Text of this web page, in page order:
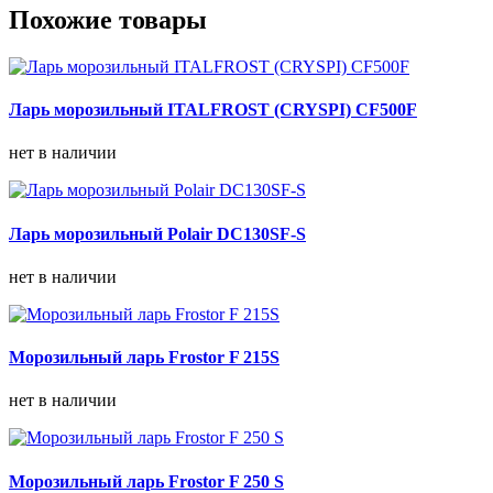
Похожие товары
Ларь морозильный ITALFROST (CRYSPI) CF500F
нет в наличии
Ларь морозильный Polair DC130SF-S
нет в наличии
Морозильный ларь Frostor F 215S
нет в наличии
Морозильный ларь Frostor F 250 S